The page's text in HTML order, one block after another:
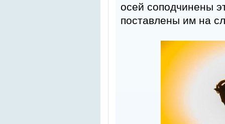
осей соподчинены
поставлены им на